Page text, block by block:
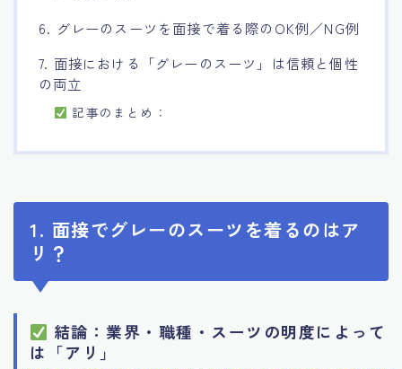
6. グレーのスーツを面接で着る際のOK例／NG例
7. 面接における「グレーのスーツ」は信頼と個性
の両立
記事のまとめ：
1. 面接でグレーのスーツを着るのはア
リ？
結論：業界・職種・スーツの明度によって
は「アリ」